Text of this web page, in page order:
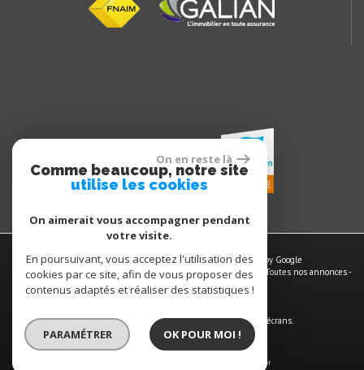
© 2026 | Tous droits réservés | Traduction powered by Google
Plan du site- Mentions légales-Nos honoraires-Liens- Admin Toutes nos annonces-
Politique RGPD
un seul site adaptable à tous les types d'écrans.
On en reste là
Comme beaucoup, notre site
utilise les cookies
On aimerait vous accompagner pendant
votre visite.
En poursuivant, vous acceptez l'utilisation des
cookies par ce site, afin de vous proposer des
contenus adaptés et réaliser des statistiques !
PARAMÉTRER OK POUR MOI !